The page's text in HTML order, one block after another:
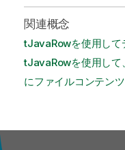
関連概念
tJavaRowを使用して
tJavaRowを使用して
にファイルコンテン